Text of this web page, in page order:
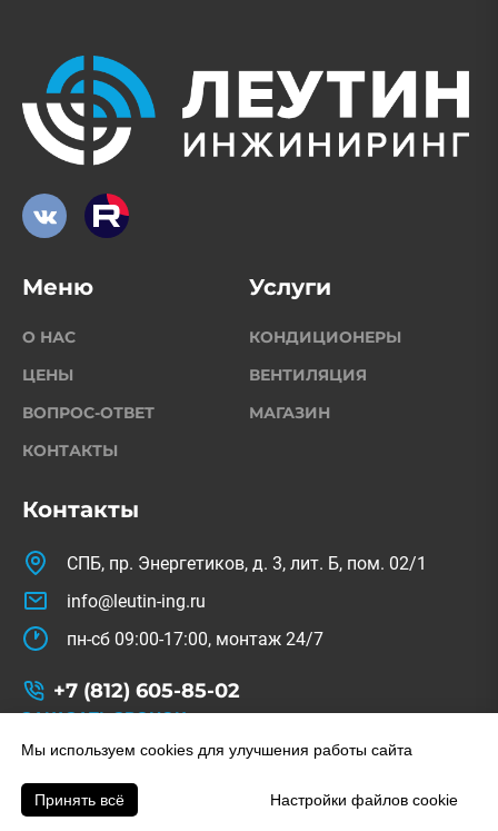
Заказать звонок Позвонить
© Copyright 2022-2026. All Rights Reserved.
На сайте используются изображения с freepik.com
Контакты
СПБ, пр. Энергетиков, д. 3, лит. Б, пом. 02/1
info@leutin-ing.ru
пн-сб 09:00-17:00, монтаж 24/7
+7 (812) 605-85-02
ЗАКАЗАТЬ ЗВОНОК
Меню
О НАС
ЦЕНЫ
ВОПРОС-ОТВЕТ
КОНТАКТЫ
Услуги
КОНДИЦИОНЕРЫ
ВЕНТИЛЯЦИЯ
МАГАЗИН
Мы используем cookies для улучшения работы сайта
Принять всё Настройки файлов cookie